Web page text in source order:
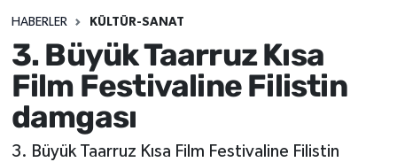
HABERLER KÜLTÜR-SANAT
3. Büyük Taarruz Kısa
Film Festivaline Filistin
damgası
3. Büyük Taarruz Kısa Film Festivaline Filistin
Sağlık
Eğitim
Sivil Toplum